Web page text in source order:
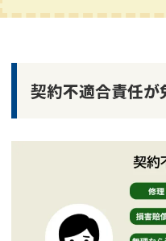
契約不適合責任が